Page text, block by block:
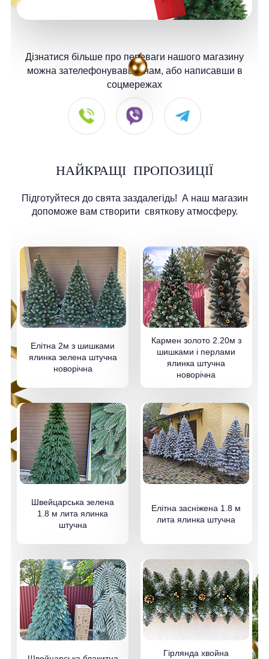
Дізнатися більше про переваги нашого магазину
можна зателефонувавши нам, або написавши в
соцмережах
НАЙКРАЩІ ПРОПОЗИЦІЇ
Підготуйтеся до свята заздалегідь! А наш магазин
допоможе вам створити святкову атмосферу.
Елітна 2м з шишками
ялинка зелена штучна
новорічна
Кармен золото 2.20м з
шишками і перлами
ялинка штучна
новорічна
Швейцарська зелена
1.8 м лита ялинка
штучна
Елітна засніжена 1.8 м
лита ялинка штучна
Гірлянда хвойна